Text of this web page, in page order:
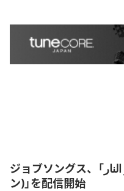
ジョブソングス、「عبر النار (アラビア語バージョ
ン)」を配信開始